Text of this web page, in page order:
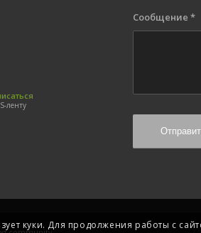
ленту
Сообщение *
куки. Для продолжения работы с